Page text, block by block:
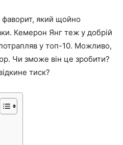
який щойно
Кемерон Янг теж у добрій
потрапляв у топ-10. Можливо,
Чи зможе він це зробити?
тиск?